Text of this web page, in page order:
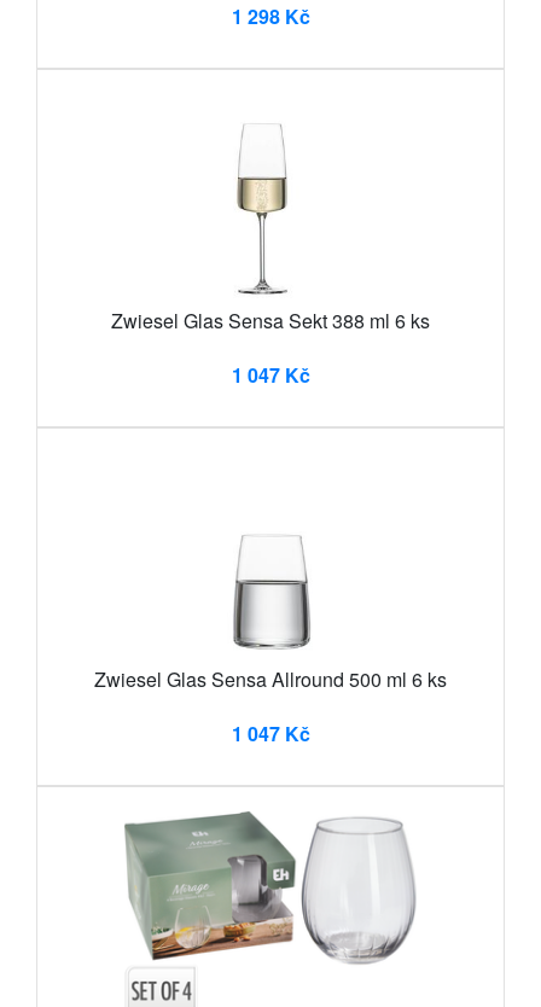
1 298 Kč
Zwiesel Glas Sensa Sekt 388 ml 6 ks
1 047 Kč
Zwiesel Glas Sensa Allround 500 ml 6 ks
1 047 Kč